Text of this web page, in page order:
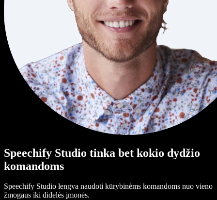
Speechify Studio tinka bet kokio dydžio
komandoms
Speechify Studio lengva naudoti kūrybinėms komandoms nuo vieno
žmogaus iki didelės įmonės.